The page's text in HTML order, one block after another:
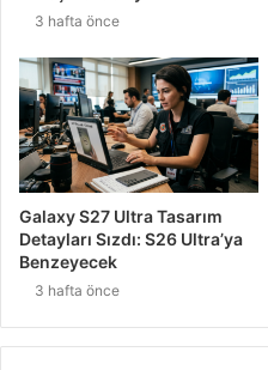
3 hafta önce
Galaxy S27 Ultra Tasarım
Detayları Sızdı: S26 Ultra’ya
Benzeyecek
3 hafta önce